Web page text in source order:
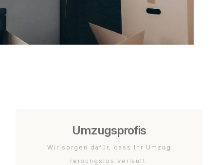
Umzugsprofis
Wir sorgen dafür, dass Ihr Umzug
reibungslos verläuft.